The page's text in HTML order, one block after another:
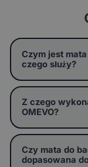
Czym jest
czego służy?
Z czego
OMEVO?
Czy mata do
dopasowana